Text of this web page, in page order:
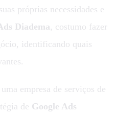
próprias necessidades e
Diadema, costumo fazer
identificando quais
empresa de serviços de
de Google Ads